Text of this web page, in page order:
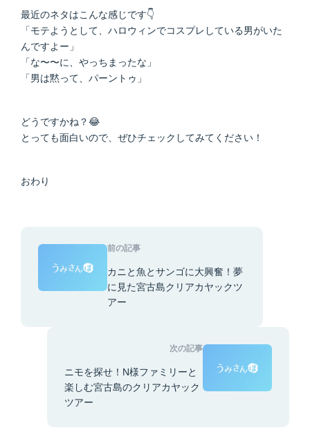
最近のネタはこんな感じです👇
「モテようとして、ハロウィンでコスプレしている男がいた
んですよー」
「な〜〜に、やっちまったな」
「男は黙って、パーントゥ」
どうですかね？😂
とっても面白いので、ぜひチェックしてみてください！
おわり
前の記事
カニと魚とサンゴに大興奮！夢
に見た宮古島クリアカヤックツ
アー
次の記事
ニモを探せ！N様ファミリーと
楽しむ宮古島のクリアカヤック
ツアー